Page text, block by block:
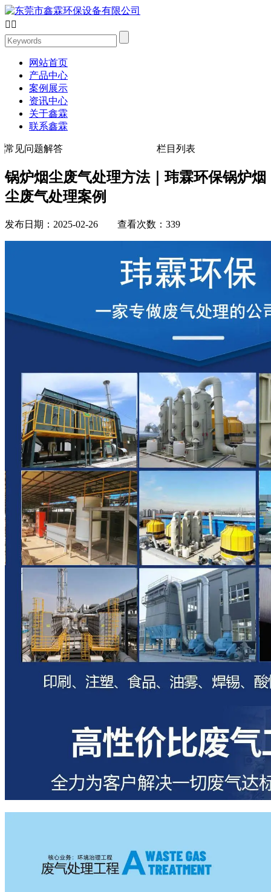
 
网站首页
产品中心
案例展示
资讯中心
关于鑫霖
联系鑫霖
常见问题解答 栏目列表
锅炉烟尘废气处理方法｜玮霖环保锅炉烟
尘废气处理案例
发布日期：2025-02-26 查看次数：339